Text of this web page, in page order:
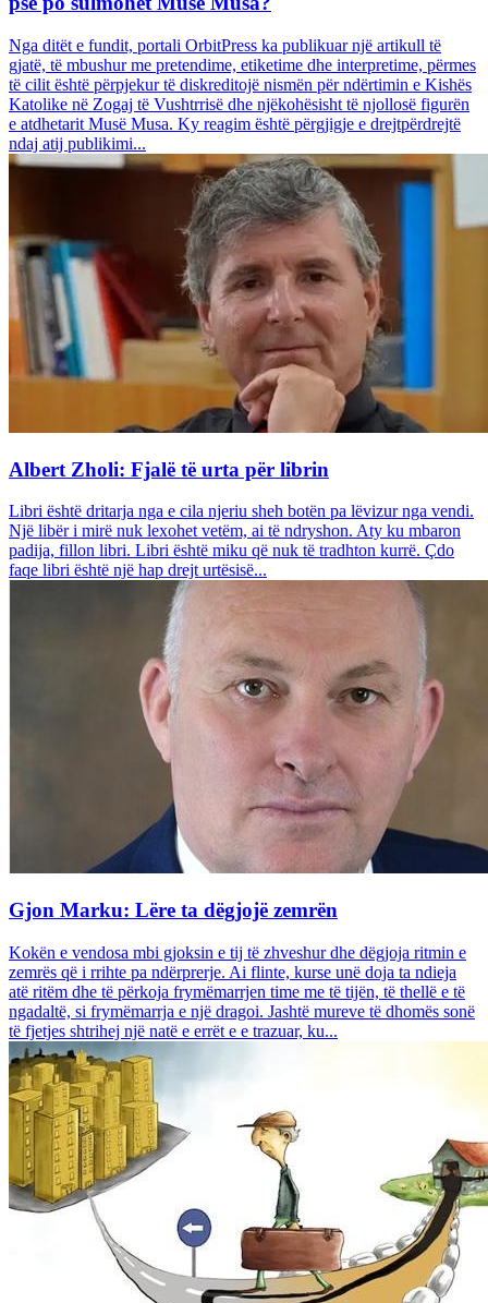
Nga ditët e fundit, portali OrbitPress ka publikuar një artikull të
gjatë, të mbushur me pretendime, etiketime dhe interpretime, përmes
të cilit është përpjekur të diskreditojë nismën për ndërtimin e Kishës
Katolike në Zogaj të Vushtrrisë dhe njëkohësisht të njollosë figurën
e atdhetarit Musë Musa. Ky reagim është përgjigje e drejtpërdrejtë
ndaj atij publikimi...
Albert Zholi: Fjalë të urta për librin
Libri është dritarja nga e cila njeriu sheh botën pa lëvizur nga vendi.
Një libër i mirë nuk lexohet vetëm, ai të ndryshon. Aty ku mbaron
padija, fillon libri. Libri është miku që nuk të tradhton kurrë. Çdo
faqe libri është një hap drejt urtësisë...
Gjon Marku: Lëre ta dëgjojë zemrën
Kokën e vendosa mbi gjoksin e tij të zhveshur dhe dëgjoja ritmin e
zemrës që i rrihte pa ndërprerje. Ai flinte, kurse unë doja ta ndieja
atë ritëm dhe të përkoja frymëmarrjen time me të tijën, të thellë e të
ngadaltë, si frymëmarrja e një dragoi. Jashtë mureve të dhomës sonë
të fjetjes shtrihej një natë e errët e e trazuar, ku...